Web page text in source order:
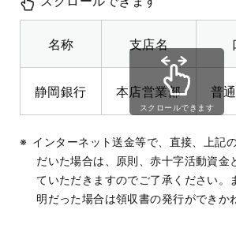
名称 支店名
静岡銀行 本店営業部 普
スクロールできます
インターネット送金等で、直接、上記
だいた場合は、原則、赤十字活動資金
ていただきますのでご了承ください。
明だった場合は領収書の発行ができか